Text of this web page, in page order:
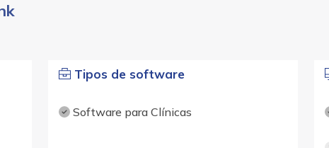
Tipos de software
Software para Clínicas